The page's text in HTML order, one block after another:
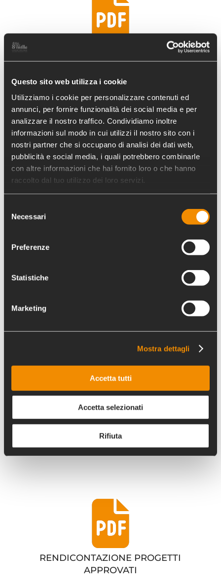
Questo sito web utilizza i cookie
Utilizziamo i cookie per personalizzare contenuti ed
annunci, per fornire funzionalità dei social media e per
analizzare il nostro traffico. Condividiamo inoltre
informazioni sul modo in cui utilizzi il nostro sito con i
nostri partner che si occupano di analisi dei dati web,
pubblicità e social media, i quali potrebbero combinarle
con altre informazioni che hai fornito loro o che hanno
raccolto dal tuo utilizzo dei loro servizi.
delNecessari
Preferenze
Statistiche
Marketing
Mostra dettagli
Accetta tutti
Accetta selezionati
Rifiuta
IDEE PROGETTUALI AMMESSE
Documenti per la partecipazione
al bando
LINEE GUIDA AL BANDO
Documenti per la Gestione dei
progetti approvati
RENDICONTAZIONE PROGETTI
APPROVATI